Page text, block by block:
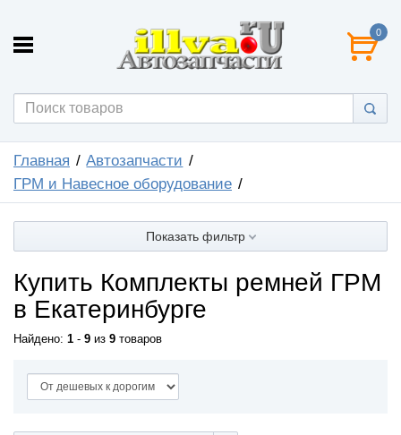
0
Главная
Автозапчасти
ГРМ и Навесное оборудование
Показать фильтр
Купить Комплекты ремней ГРМ
в Екатеринбурге
Найдено: 1 - 9 из 9 товаров